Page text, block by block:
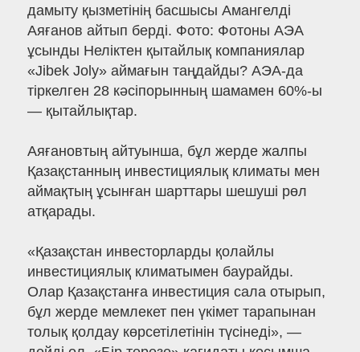
дамыту қызметінің басшысы Амангелді
Аяғанов айтып берді. Фото: Фотоны АЭА
ұсынды Неліктен қытайлық компаниялар
«Jibek Joly» аймағын таңдайды? АЭА-да
тіркелген 28 кәсіпорынның шамамен 60%-ы
— қытайлықтар.
Аяғановтың айтуынша, бұл жерде жалпы
Қазақстанның инвестициялық климаты мен
аймақтың ұсынған шарттары шешуші рөл
атқарады.
«Қазақстан инвесторларды қолайлы
инвестициялық климатымен баурайды.
Олар Қазақстанға инвестиция сала отырып,
бұл жерде мемлекет пен үкімет тарапынан
толық қолдау көрсетілетінін түсінеді», —